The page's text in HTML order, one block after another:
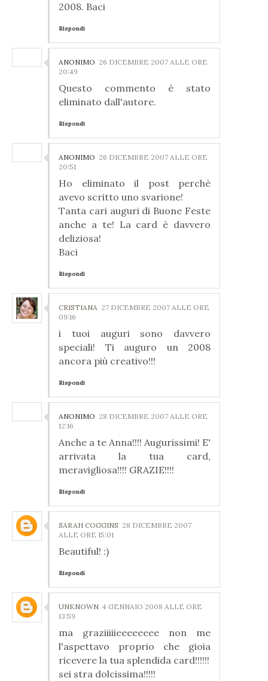
2008. Baci
Rispondi
ANONIMO 26 DICEMBRE 2007 ALLE ORE
20:49
Questo commento è stato
eliminato dall'autore.
Rispondi
ANONIMO 26 DICEMBRE 2007 ALLE ORE
20:51
Ho eliminato il post perchè
avevo scritto uno svarione!
Tanta cari auguri di Buone Feste
anche a te! La card è davvero
deliziosa!
Baci
Rispondi
CRISTIANA 27 DICEMBRE 2007 ALLE ORE
09:16
i tuoi auguri sono davvero
speciali! Ti auguro un 2008
ancora più creativo!!!
Rispondi
ANONIMO 28 DICEMBRE 2007 ALLE ORE
12:16
Anche a te Anna!!!! Augurissimi! E'
arrivata la tua card,
meravigliosa!!!! GRAZIE!!!!
Rispondi
SARAH COGGINS 28 DICEMBRE 2007
ALLE ORE 15:01
Beautiful! :)
Rispondi
UNKNOWN 4 GENNAIO 2008 ALLE ORE
13:59
ma graziiiiieeeeeeee non me
l'aspettavo proprio che gioia
ricevere la tua splendida card!!!!!!
sei stra dolcissima!!!!!